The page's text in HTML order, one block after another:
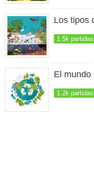
Los tipos
1.5k partidas
El mundo
1.2k partidas